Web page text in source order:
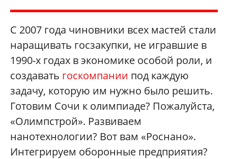
С 2007 года чиновники всех мастей стали
наращивать госзакупки, не игравшие в
1990-х годах в экономике особой роли, и
создавать госкомпании под каждую
задачу, которую им нужно было решить.
Готовим Сочи к олимпиаде? Пожалуйста,
«Олимпстрой». Развиваем
нанотехнологии? Вот вам «Роснано».
Интегрируем оборонные предприятия?